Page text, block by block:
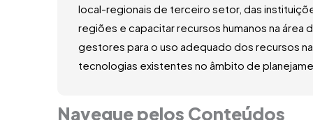
local-regionais de terceiro setor, das
regiões e capacitar recursos humanos na
gestores para o uso adequado dos recursos
tecnologias existentes no âmbito de
Navegue pelos Conteúdos